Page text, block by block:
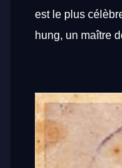
est le plus
hung, un maître